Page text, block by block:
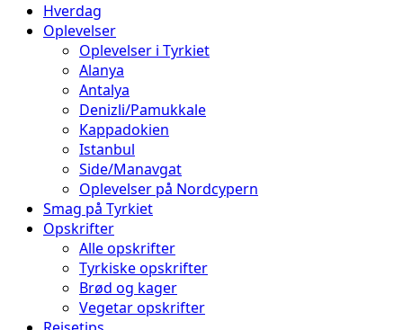
Hverdag
Oplevelser
Oplevelser i Tyrkiet
Alanya
Antalya
Denizli/Pamukkale
Kappadokien
Istanbul
Side/Manavgat
Oplevelser på Nordcypern
Smag på Tyrkiet
Opskrifter
Alle opskrifter
Tyrkiske opskrifter
Brød og kager
Vegetar opskrifter